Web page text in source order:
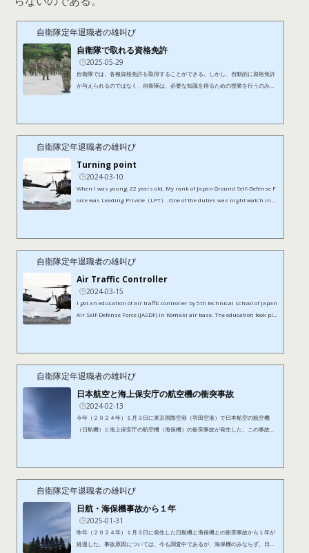
自衛隊定年退職者の雄叫び
自衛隊で取れる資格免許
2025-05-29
自衛隊では、各種資格免許を取得することができる。しかし、自動的に資格免許
が与えられるのではなく、自衛隊は、必要な知識を得るための授業を行うのみ
取得できないことになる。私が自衛隊の自動車教習所に入所したのは、４０...
自衛隊定年退職者の雄叫び
Turning point
2024-03-10
When I was young, 22 years old, My rank of Japan Ground Self-Defense F
orce was Leading Private（LPT）. One of the duties was night watch insi
ademic, aptitude, and interview.I finally passed the examina...
自衛隊定年退職者の雄叫び
Air Traffic Controller
2024-03-15
I got an education of air traffic controller by 5th technical school of Japan
Air Self-Defense Force (JASDF) in Komaki air base. The education took pla
troller, it was necessary to pass practical exami...
自衛隊定年退職者の雄叫び
日本航空と海上保安庁の航空機の衝突事故
2024-02-13
今年（２０２４年）１月３日に東京国際空港（羽田空港）で日本航空の航空機
（日航機）と海上保安庁の航空機（海保機）の衝突事故が発生した。この事故で
制指示違反となることは明らかである。では、海保機のみが航空法に違反...
自衛隊定年退職者の雄叫び
日航・海保機事故から１年
2025-01-31
昨年（２０２４年）１月３日に発生した日航機と海保機との衝突事故から１年が
経過した。事故原因については、今も調査中であるが、海保機のみならず、日航